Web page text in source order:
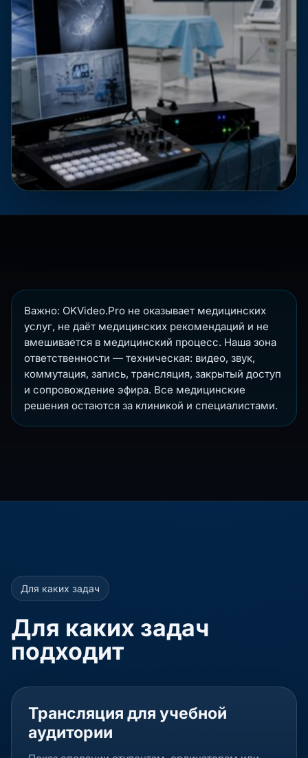
Важно: OKVideo.Pro не оказывает медицинских
услуг, не даёт медицинских рекомендаций и не
вмешивается в медицинский процесс. Наша зона
ответственности — техническая: видео, звук,
коммутация, запись, трансляция, закрытый доступ
и сопровождение эфира. Все медицинские
решения остаются за клиникой и специалистами.
Для каких задач
Для каких задач
подходит
Трансляция для учебной
аудитории